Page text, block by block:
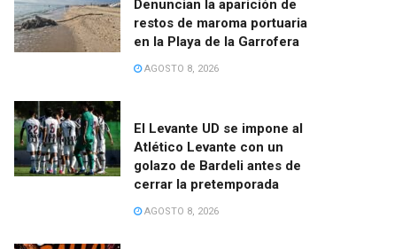
Denuncian la aparición de
restos de maroma portuaria
en la Playa de la Garrofera
AGOSTO 8, 2026
El Levante UD se impone al
Atlético Levante con un
golazo de Bardeli antes de
cerrar la pretemporada
AGOSTO 8, 2026